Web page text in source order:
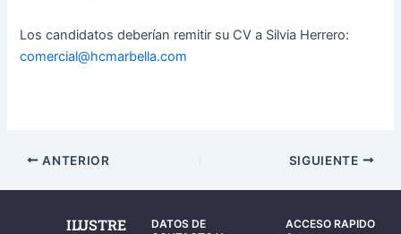
Los candidatos deberían remitir su CV a Silvia Herrero:
comercial@hcmarbella.com
ANTERIOR SIGUIENTE
ILUSTRE
DATOS DE
ACCESO RAPIDO